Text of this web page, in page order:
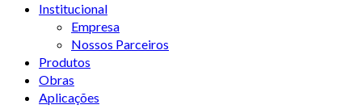
Institucional
Empresa
Nossos Parceiros
Produtos
Obras
Aplicações